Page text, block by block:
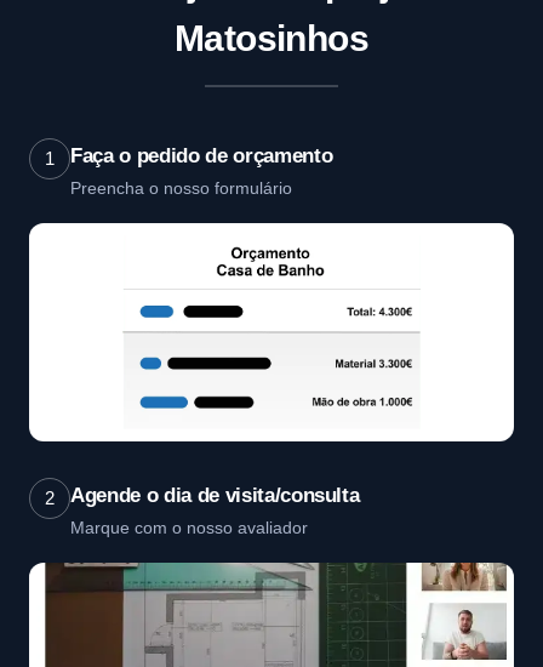
Matosinhos
1 Faça o pedido de orçamento
Preencha o nosso formulário
2 Agende o dia de visita/consulta
Marque com o nosso avaliador